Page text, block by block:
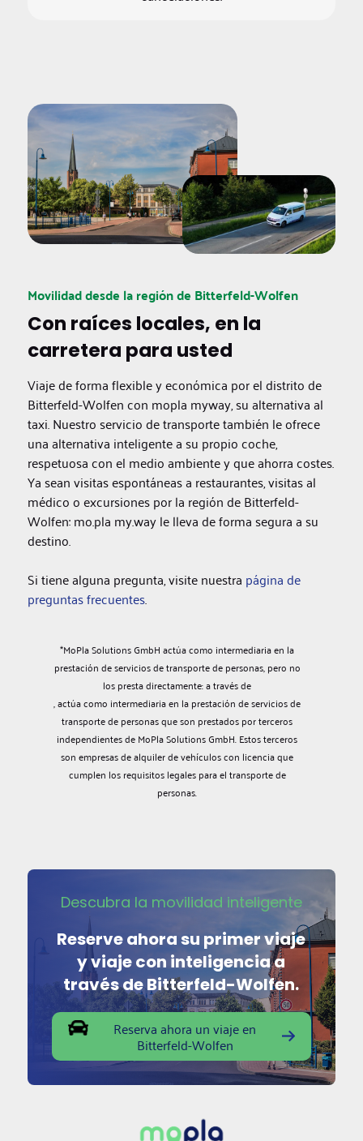
Movilidad desde la región de Bitterfeld-Wolfen
Con raíces locales, en la
carretera para usted
Viaje de forma flexible y económica por el distrito de
Bitterfeld-Wolfen con mopla myway, su alternativa al
taxi. Nuestro servicio de transporte también le ofrece
una alternativa inteligente a su propio coche,
respetuosa con el medio ambiente y que ahorra costes.
Ya sean visitas espontáneas a restaurantes, visitas al
médico o excursiones por la región de Bitterfeld-
Wolfen: mo.pla my.way le lleva de forma segura a su
destino.
Si tiene alguna pregunta, visite nuestra página de
preguntas frecuentes.
*MoPla Solutions GmbH actúa como intermediaria en la
prestación de servicios de transporte de personas, pero no
los presta directamente: a través de
, actúa como intermediaria en la prestación de servicios de
transporte de personas que son prestados por terceros
independientes de MoPla Solutions GmbH. Estos terceros
son empresas de alquiler de vehículos con licencia que
cumplen los requisitos legales para el transporte de
personas.
Descubra la movilidad inteligente
Reserve ahora su primer viaje
y viaje con inteligencia a
través de Bitterfeld-Wolfen.
Reserva ahora un viaje en
Bitterfeld-Wolfen